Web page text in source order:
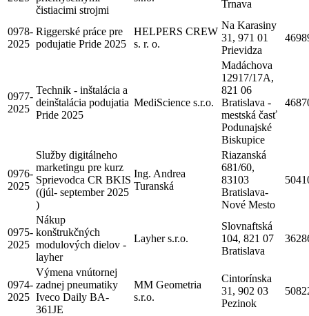
čistiacimi strojmi
Trnava
0978-
2025
Riggerské práce pre
podujatie Pride 2025
HELPERS CREW
s. r. o.
Na Karasiny
31, 971 01
Prievidza
0977-
2025
Technik - inštalácia a
deinštalácia podujatia
Pride 2025
MediScience s.r.o.
Madáchova
12917/17A,
821 06
Bratislava -
mestská časť
Podunajské
Biskupice
0976-
2025
Služby digitálneho
marketingu pre kurz
Sprievodca CR BKIS
((júl- september 2025
)
Ing. Andrea
Turanská
Riazanská
681/60,
83103
Bratislava-
Nové Mesto
0975-
2025
Nákup
konštrukčných
modulových dielov -
layher
Layher s.r.o.
Slovnaftská
104, 821 07
Bratislava
0974-
2025
Výmena vnútornej
zadnej pneumatiky
Iveco Daily BA-
361JE
MM Geometria
s.r.o.
Cintorínska
31, 902 03
Pezinok